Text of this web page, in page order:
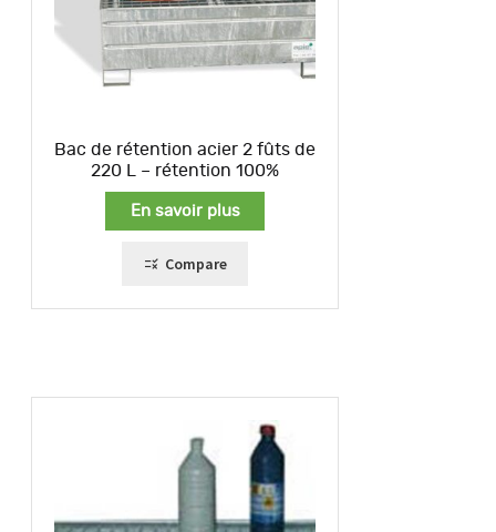
Bac de rétention acier 2 fûts de
220 L – rétention 100%
En savoir plus
Compare